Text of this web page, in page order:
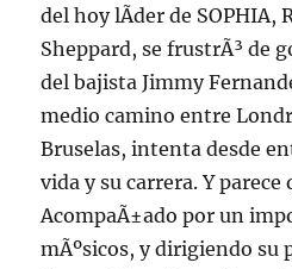
del hoy lÃ­der de SOPHIA,
Sheppard, se frustrÃ³ de
del bajista Jimmy
medio camino entre
Bruselas, intenta desde
vida y su carrera. Y parece
AcompaÃ±ado por un
mÃºsicos, y dirigiendo su